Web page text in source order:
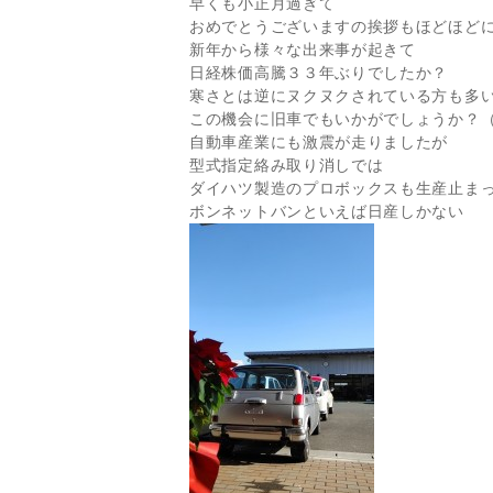
おめでとうございますの挨拶もほどほどに
新年から様々な出来事が起きて
日経株価高騰３３年ぶりでしたか？
寒さとは逆にヌクヌクされている方も多
この機会に旧車でもいかがでしょうか？（
自動車産業にも激震が走りましたが
型式指定絡み取り消しでは
ダイハツ製造のプロボックスも生産止ま
ボンネットバンといえば日産しかない